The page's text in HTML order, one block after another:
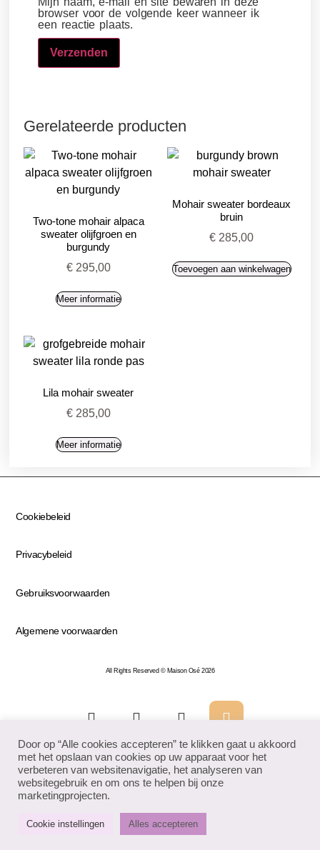
browser voor de volgende keer wanneer ik
een reactie plaats.
Gerelateerde producten
Two-tone mohair alpaca
sweater olijfgroen en
burgundy
€295,00
Meer informatie
Mohair sweater bordeaux
bruin
€ 285,00
Toevoegen aan winkelwagen
Lila mohair sweater
€285,00
Meer informatie
Cookiebeleid
Privacybeleid
Gebruiksvoorwaarden
Algemene voorwaarden
All Rights Reserved © Maison Osé 2026
Door op “Alle cookies accepteren” te klikken gaat u akkoord
met het opslaan van cookies op uw apparaat voor het
verbeteren van websitenavigatie, het analyseren van
websitegebruik en om ons te helpen bij onze
marketingprojecten.
Cookie instellingen Alles accepteren